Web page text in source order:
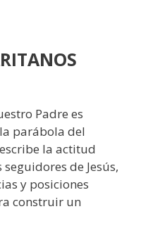
Padre es
parábola del
la actitud
de Jesús,
y posiciones
construir un